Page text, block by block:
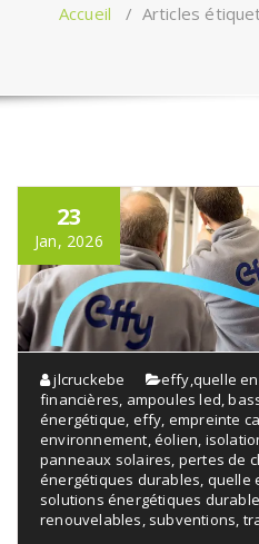
Accueil / Articles
23
Jan, 2026
jlcruckebe effy quelle
financières ampoules led ,
énergétique effy empreinte
environnement ,éolien
panneaux solaires pertes de
énergétiques durables quelle
solutions énergétiques
renouvelables subventions